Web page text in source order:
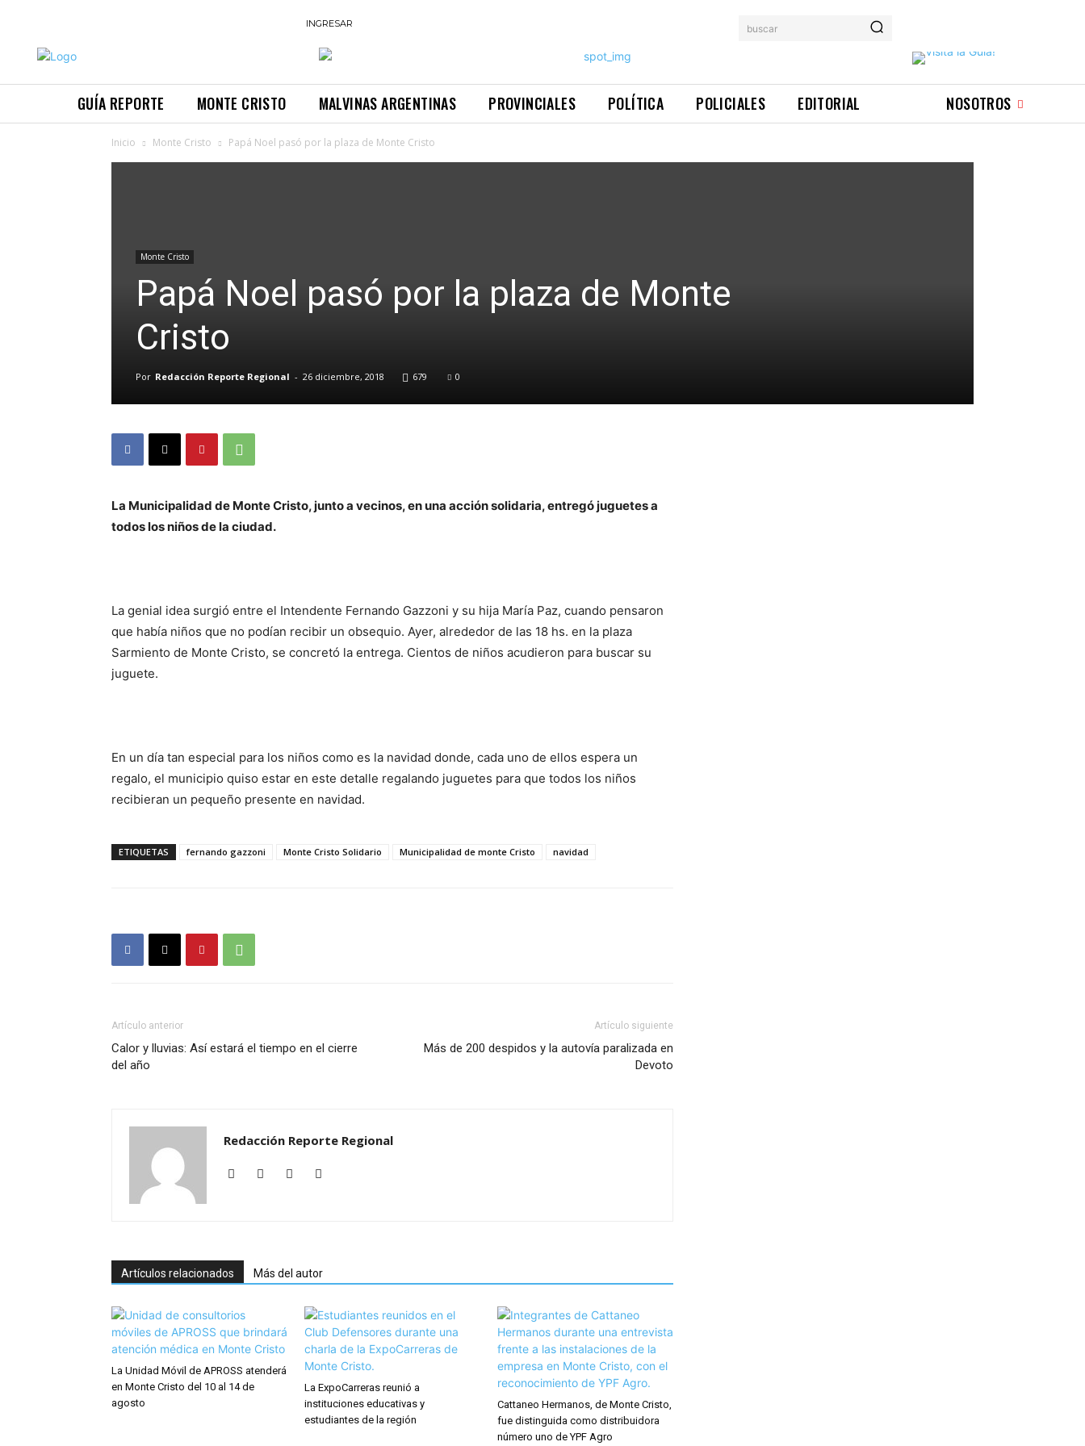
INGRESAR buscar
GUÍA REPORTE MONTE CRISTO MALVINAS ARGENTINAS PROVINCIALES POLÍTICA POLICIALES EDITORIAL NOSOTROS
Inicio Monte Cristo Papá Noel pasó por la plaza de Monte Cristo
Monte Cristo
Papá Noel pasó por la plaza de Monte
Cristo
Por Redacción Reporte Regional - 26 diciembre, 2018 679 0
La Municipalidad de Monte Cristo, junto a vecinos, en una acción solidaria, entregó juguetes a
todos los niños de la ciudad.
La genial idea surgió entre el Intendente Fernando Gazzoni y su hija María Paz, cuando pensaron
que había niños que no podían recibir un obsequio. Ayer, alrededor de las 18 hs. en la plaza
Sarmiento de Monte Cristo, se concretó la entrega. Cientos de niños acudieron para buscar su
juguete.
En un día tan especial para los niños como es la navidad donde, cada uno de ellos espera un
regalo, el municipio quiso estar en este detalle regalando juguetes para que todos los niños
recibieran un pequeño presente en navidad.
ETIQUETAS fernando gazzoni Monte Cristo Solidario Municipalidad de monte Cristo navidad
Artículo anterior
Calor y lluvias: Así estará el tiempo en el cierre
del año
Artículo siguiente
Más de 200 despidos y la autovía paralizada en
Devoto
Redacción Reporte Regional
Artículos relacionados Más del autor
La Unidad Móvil de APROSS atenderá
en Monte Cristo del 10 al 14 de
agosto
La ExpoCarreras reunió a
instituciones educativas y
estudiantes de la región
Cattaneo Hermanos, de Monte Cristo,
fue distinguida como distribuidora
número uno de YPF Agro